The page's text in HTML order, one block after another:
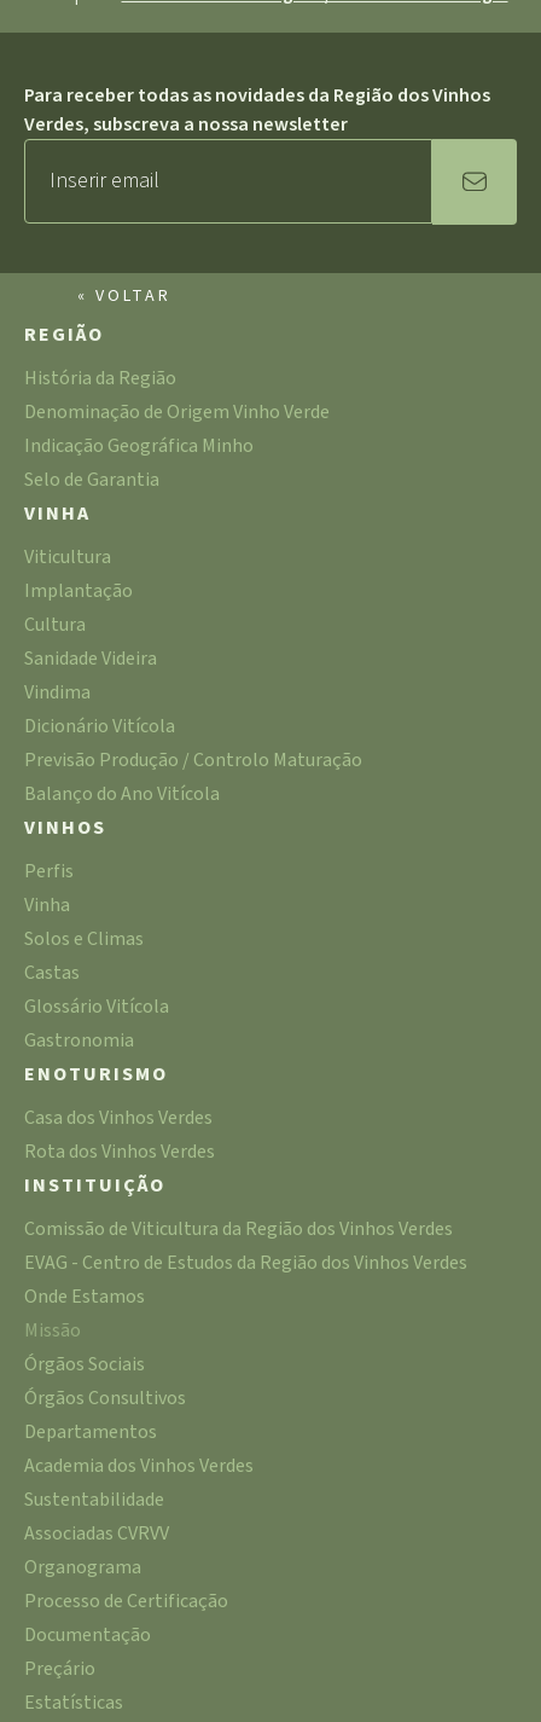
Para receber todas as novidades da Região dos Vinhos
Verdes, subscreva a nossa newsletter
« VOLTAR
REGIÃO
História da Região
Denominação de Origem Vinho Verde
Indicação Geográfica Minho
Selo de Garantia
VINHA
Viticultura
Implantação
Cultura
Sanidade Videira
Vindima
Dicionário Vitícola
Previsão Produção / Controlo Maturação
Balanço do Ano Vitícola
VINHOS
Perfis
Vinha
Solos e Climas
Castas
Glossário Vitícola
Gastronomia
ENOTURISMO
Casa dos Vinhos Verdes
Rota dos Vinhos Verdes
INSTITUIÇÃO
Comissão de Viticultura da Região dos Vinhos Verdes
EVAG - Centro de Estudos da Região dos Vinhos Verdes
Onde Estamos
Missão
Órgãos Sociais
Órgãos Consultivos
Departamentos
Academia dos Vinhos Verdes
Sustentabilidade
Associadas CVRVV
Organograma
Processo de Certificação
Documentação
Preçário
Estatísticas